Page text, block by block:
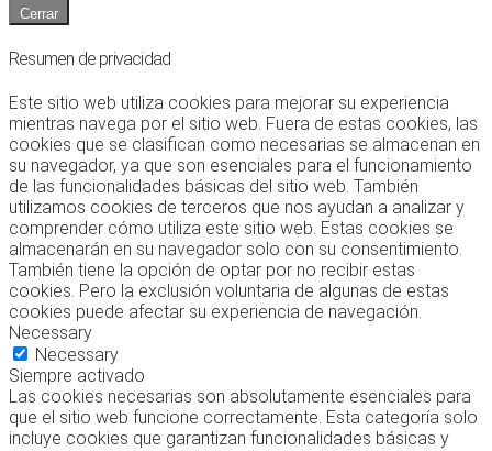
Cerrar
Resumen de privacidad
Este sitio web utiliza cookies para mejorar su experiencia
mientras navega por el sitio web. Fuera de estas cookies, las
cookies que se clasifican como necesarias se almacenan en
su navegador, ya que son esenciales para el funcionamiento
de las funcionalidades básicas del sitio web. También
utilizamos cookies de terceros que nos ayudan a analizar y
comprender cómo utiliza este sitio web. Estas cookies se
almacenarán en su navegador solo con su consentimiento.
También tiene la opción de optar por no recibir estas
cookies. Pero la exclusión voluntaria de algunas de estas
cookies puede afectar su experiencia de navegación.
Necessary
Necessary
Siempre activado
Las cookies necesarias son absolutamente esenciales para
que el sitio web funcione correctamente. Esta categoría solo
incluye cookies que garantizan funcionalidades básicas y